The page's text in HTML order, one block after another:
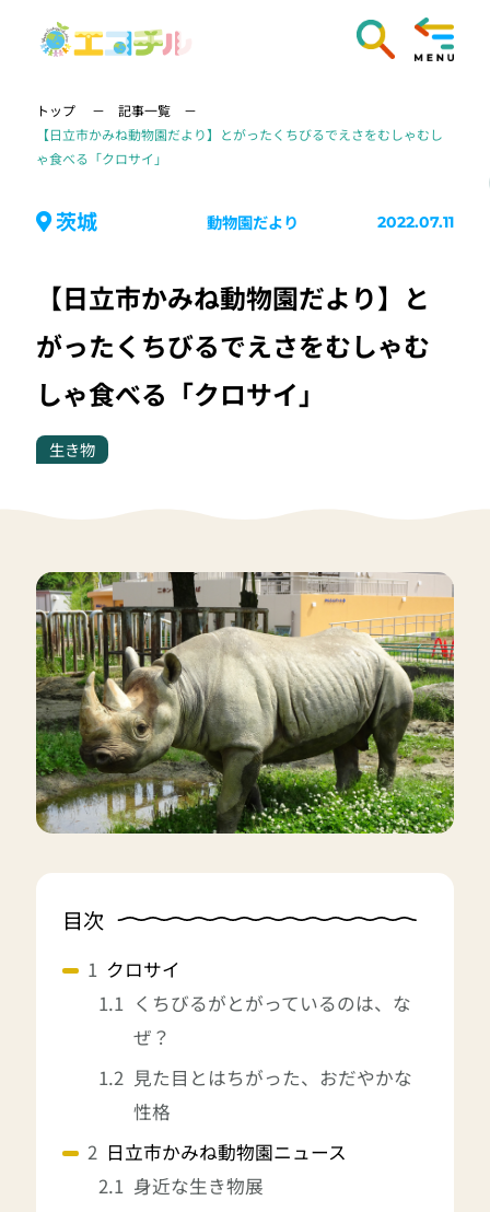
トップ
記事一覧
【日立市かみね動物園だより】とがったくちびるでえさをむしゃむし
ゃ食べる「クロサイ」
茨城 動物園だより 2022.07.11
【日立市かみね動物園だより】と
がったくちびるでえさをむしゃむ
しゃ食べる「クロサイ」
生き物
目次
クロサイ
くちびるがとがっているのは、な
ぜ？
見た目とはちがった、おだやかな
性格
日立市かみね動物園ニュース
身近な生き物展